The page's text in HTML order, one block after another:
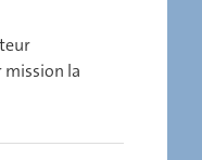
mission la